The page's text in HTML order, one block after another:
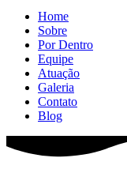
Home
Sobre
Por Dentro
Equipe
Atuação
Galeria
Contato
Blog